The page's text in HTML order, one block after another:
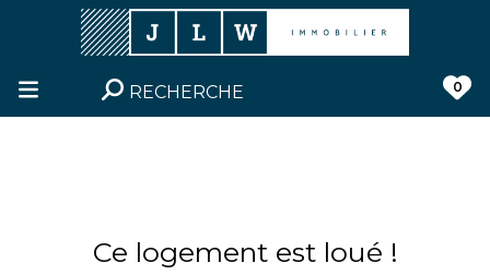
RECHERCHE 0
Ce logement est loué !